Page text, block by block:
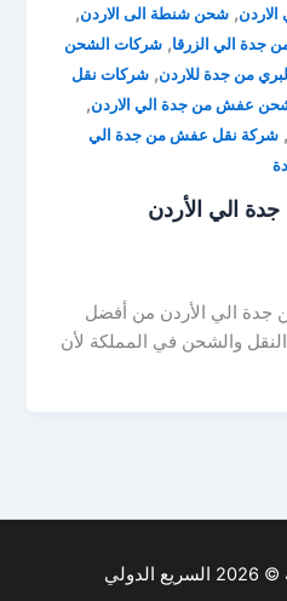
,شحن شنطة الى الاردن,
جدة الي الزرقا,شركات الشحن
من جدة للاردن,شركات نقل
عفش من جدة الي الاردن,
,شركة نقل عفش من جدة الي
الي الأردن
الي الأردن من أفضل
والشحن في المملكة لأن